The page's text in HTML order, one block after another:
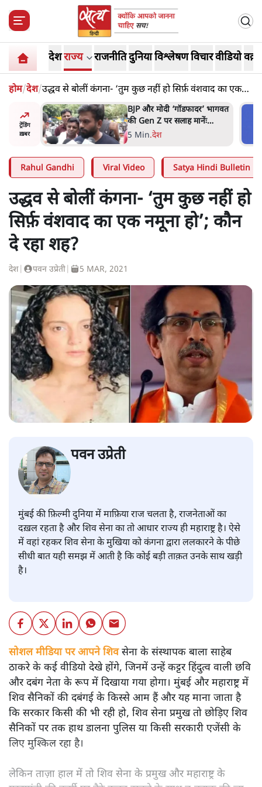
देशराज्य राजनीतिदुनियाविश्लेषणविचारवीडियो
होम/देश/उद्धव से बोलीं कंगना- ‘तुम कुछ नहीं हो सिर्फ़ वंशवाद का एक
नमूना हो’; कौन दे रहा शह?
ट्रेंडिंग
ख़बर
भागवत
मानेंः
मार्क ज़करबर्ग का माफीनामाः ये
बहुत अंदर की बात है
9 Min
Rahul Gandhi Viral Video Satya Hindi Bulletin
उद्धव से बोलीं कंगना- ‘तुम कुछ नहीं हो
सिर्फ़ वंशवाद का एक नमूना हो’; कौन
दे रहा शह?
देश पवन उप्रेती 5 MAR, 2021
पवन उप्रेती
मुंबई की फ़िल्मी दुनिया में माफ़िया राज चलता है, राजनेताओं का
दख़ल रहता है और शिव सेना का तो आधार राज्य ही महाराष्ट्र है। ऐसे
में वहां रहकर शिव सेना के मुखिया को कंगना द्वारा ललकारने के पीछे
सीधी बात यही समझ में आती है कि कोई बड़ी ताक़त उनके साथ खड़ी
है।
सोशल मीडिया पर आपने शिवसेना के संस्थापक बाला साहेब
ठाकरे के कई वीडियो देखे होंगे, जिनमें उन्हें कट्टर हिंदुत्व वाली छवि
और दबंग नेता के रूप में दिखाया गया होगा। मुंबई और महाराष्ट्र में
शिव सैनिकों की दबंगई के किस्से आम हैं और यह माना जाता है
कि सरकार किसी की भी रही हो, शिव सेना प्रमुख तो छोड़िए शिव
सैनिकों पर तक हाथ डालना पुलिस या किसी सरकारी एजेंसी के
लिए मुश्किल रहा है।
लेकिन ताज़ा हाल में तो शिव सेना के प्रमुख और महाराष्ट्र के